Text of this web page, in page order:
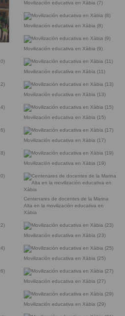
Movilización educativa en Xàbia (7)
Movilización educativa en Xàbia (8)
Movilización educativa en Xàbia (9)
Movilización educativa en Xàbia (11)
Movilización educativa en Xàbia (13)
Movilización educativa en Xàbia (15)
Movilización educativa en Xàbia (17)
Movilización educativa en Xàbia (19)
Centenares de docentes de la Marina
Alta en la movilización educativa en
Xàbia
Movilización educativa en Xàbia (23)
Movilización educativa en Xàbia (25)
Movilización educativa en Xàbia (27)
Movilización educativa en Xàbia (29)